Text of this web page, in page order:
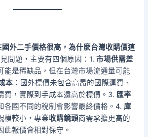
國外二手價格很高，為什麼台灣收購價這
問題，主要有四個原因：1.市場供需差
能是稀缺品，但在台灣市場流通量可能
本 ：國外標價未包含高昂的國際運費、
費，實際到手成本遠高於標價。3. 匯率
各國不同的稅制會影響最終價格。4. 庫
模較小，專業收購鏡頭商需承擔更高的
此報價會相對保守。